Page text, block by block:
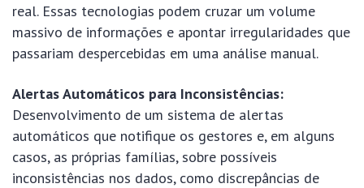
real. Essas tecnologias podem cruzar um volume
massivo de informações e apontar irregularidades que
passariam despercebidas em uma análise manual.
Alertas Automáticos para Inconsistências:
Desenvolvimento de um sistema de alertas
automáticos que notifique os gestores e, em alguns
casos, as próprias famílias, sobre possíveis
inconsistências nos dados, como discrepâncias de